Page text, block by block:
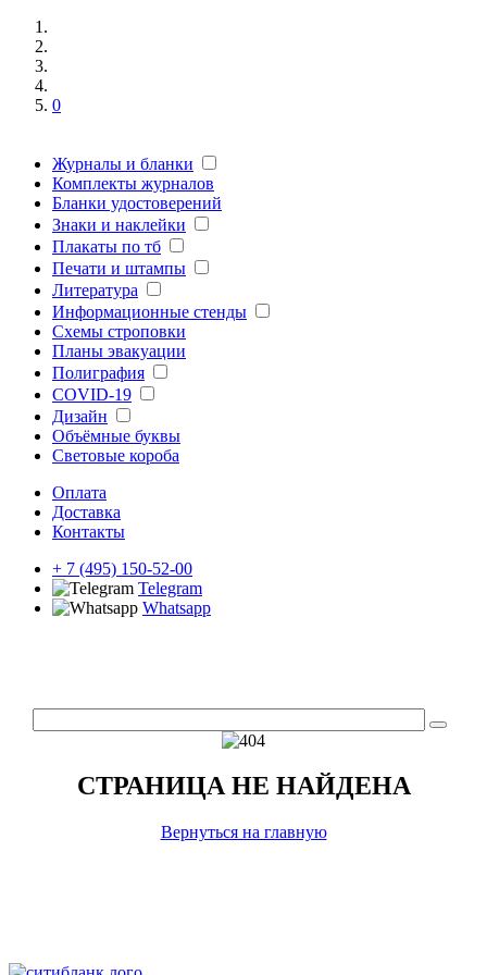
0
Журналы и бланки
Комплекты журналов
Бланки удостоверений
Знаки и наклейки
Плакаты по тб
Печати и штампы
Литература
Информационные стенды
Схемы строповки
Планы эвакуации
Полиграфия
COVID-19
Дизайн
Объёмные буквы
Световые короба
Оплата
Доставка
Контакты
+ 7 (495) 150-52-00
Telegram
Whatsapp
СТРАНИЦА НЕ НАЙДЕНА
Вернуться на главную